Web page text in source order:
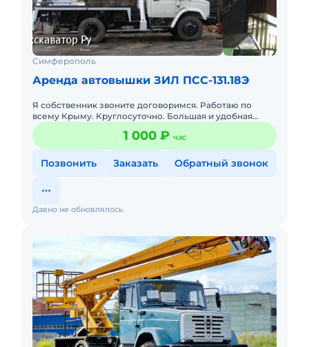
Симферополь
Аренда автовышки ЗИЛ ПСС-131.18Э
Я собственник звоните договоримся. Работаю по
всему Крыму. Круглосуточно. Большая и удобная
корзина, Угол поворота 360… Боковой вылет 12 м.
Максимальная высота1 000 ₽ час
Позвонить Заказать Обратный звонок
Давно не обновлялось